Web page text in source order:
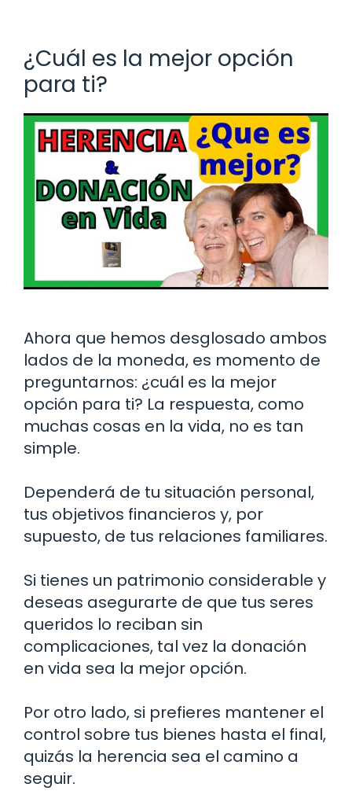
¿Cuál es la mejor opción
para ti?
Ahora que hemos desglosado ambos
lados de la moneda, es momento de
preguntarnos: ¿cuál es la mejor
opción para ti? La respuesta, como
muchas cosas en la vida, no es tan
simple.
Dependerá de tu situación personal,
tus objetivos financieros y, por
supuesto, de tus relaciones familiares.
Si tienes un patrimonio considerable y
deseas asegurarte de que tus seres
queridos lo reciban sin
complicaciones, tal vez la donación
en vida sea la mejor opción.
Por otro lado, si prefieres mantener el
control sobre tus bienes hasta el final,
quizás la herencia sea el camino a
seguir.